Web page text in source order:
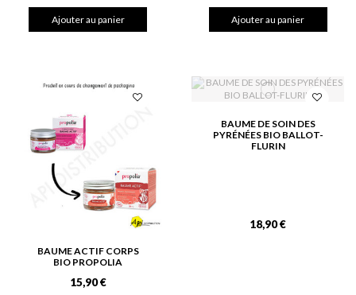
Ajouter au panier Ajouter au panier
BAUME ACTIF CORPS
BIO PROPOLIA
15,90 €
BAUME DE SOIN DES
PYRÉNÉES BIO BALLOT-
FLURIN
18,90 €